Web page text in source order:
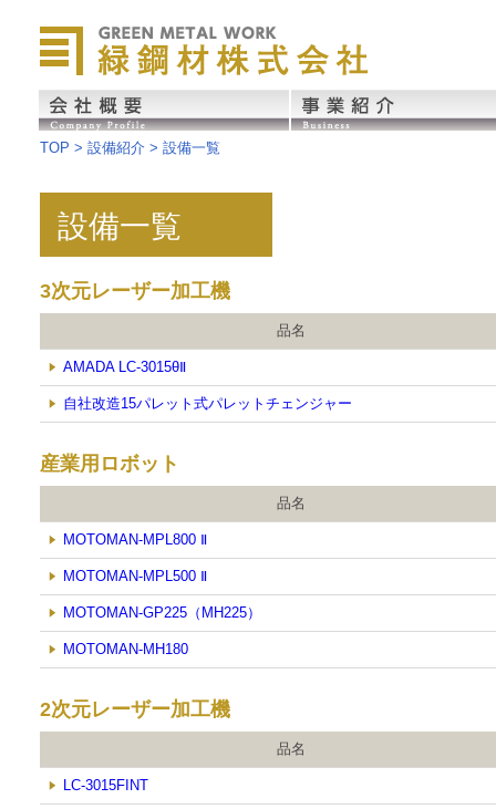
会社概要
TOP > 設備紹介 > 設備一覧
設備一覧
3次元レーザー加工機
品名
AMADA LC-3015θⅡ
自社改造15パレット式パレットチェンジャー
産業用ロボット
品名
MOTOMAN-MPL800 Ⅱ
MOTOMAN-MPL500 Ⅱ
MOTOMAN-GP225（MH225）
MOTOMAN-MH180
2次元レーザー加工機
品名
LC-3015FINT